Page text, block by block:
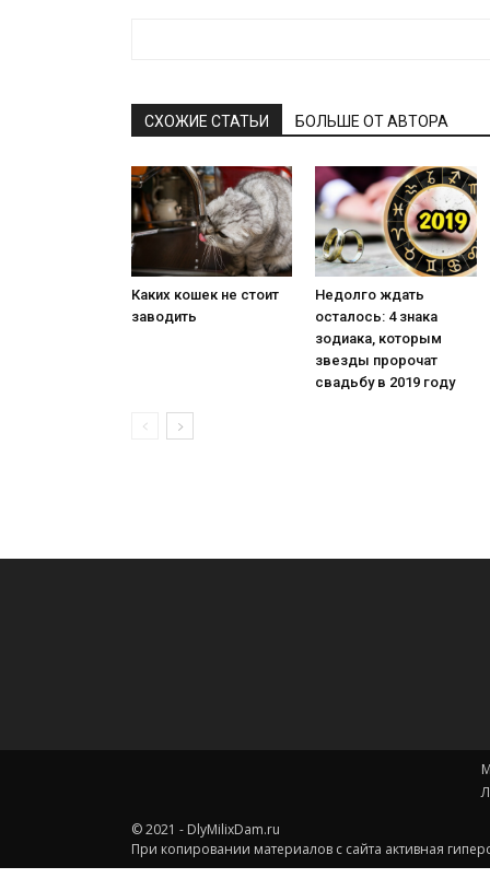
СХОЖИЕ СТАТЬИ БОЛЬШЕ ОТ АВТОРА
Каких кошек не стоит
заводить
Недолго ждать
осталось: 4 знака
зодиака, которым
звезды пророчат
свадьбу в 2019 году
© 2021 - DlyMilixDam.ru
При копировании материалов с сайта активная